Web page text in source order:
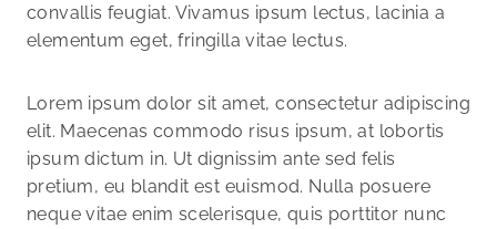
convallis feugiat. Vivamus ipsum lectus, lacinia a
elementum eget, fringilla vitae lectus.
Lorem ipsum dolor sit amet, consectetur adipiscing
elit. Maecenas commodo risus ipsum, at lobortis
ipsum dictum in. Ut dignissim ante sed felis
pretium, eu blandit est euismod. Nulla posuere
neque vitae enim scelerisque, quis porttitor nunc